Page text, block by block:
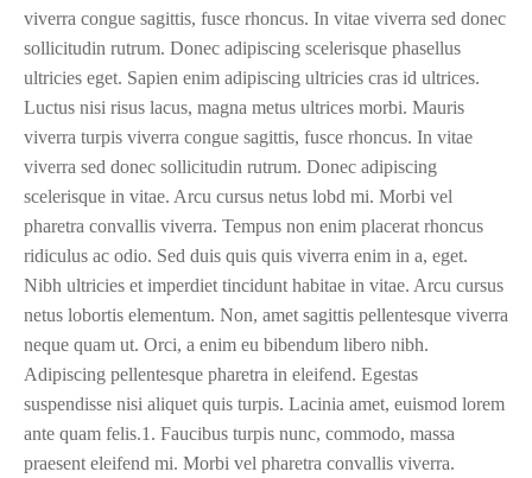
viverra congue sagittis, fusce rhoncus. In vitae viverra sed donec
sollicitudin rutrum. Donec adipiscing scelerisque phasellus
ultricies eget. Sapien enim adipiscing ultricies cras id ultrices.
Luctus nisi risus lacus, magna metus ultrices morbi. Mauris
viverra turpis viverra congue sagittis, fusce rhoncus. In vitae
viverra sed donec sollicitudin rutrum. Donec adipiscing
scelerisque in vitae. Arcu cursus netus lobd mi. Morbi vel
pharetra convallis viverra. Tempus non enim placerat rhoncus
ridiculus ac odio. Sed duis quis quis viverra enim in a, eget.
Nibh ultricies et imperdiet tincidunt habitae in vitae. Arcu cursus
netus lobortis elementum. Non, amet sagittis pellentesque viverra
neque quam ut. Orci, a enim eu bibendum libero nibh.
Adipiscing pellentesque pharetra in eleifend. Egestas
suspendisse nisi aliquet quis turpis. Lacinia amet, euismod lorem
ante quam felis.1. Faucibus turpis nunc, commodo, massa
praesent eleifend mi. Morbi vel pharetra convallis viverra.